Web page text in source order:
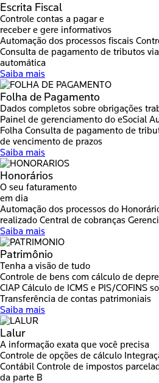
Escrita Fiscal
Controle contas a pagar e
receber e gere informativos
Automação dos processos fiscais
Consulta de pagamento de tributos
automática
Saiba mais
Folha de Pagamento
Dados completos sobre obrigações
Painel de gerenciamento do eSocial
Folha Consulta de pagamento de
de vencimento de prazos
Saiba mais
Honorários
O seu faturamento
em dia
Automação dos processos do
realizado Central de cobranças
Saiba mais
Patrimônio
Tenha a visão de tudo
Controle de bens com cálculo de
CIAP Cálculo de ICMS e PIS/COFINS
Transferência de contas patrimoniais
Saiba mais
Lalur
A informação exata que você precisa
Controle de opções de cálculo
Contábil Controle de impostos
da parte B